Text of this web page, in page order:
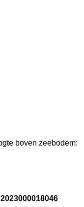
boven zeebodem: